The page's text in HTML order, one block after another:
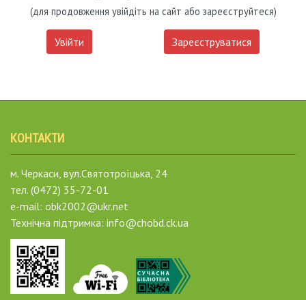
(для продовження увійдіть на сайт або зареєструйтеся)
Увійти Зареєструватися
КОНТАКТИ
м. Черкаси, вул.Святотроїцька, 24
тел. (0472) 35-72-01
e-mail: obk2002@ukr.net
Технічна підтримка: info@chobd.ck.ua